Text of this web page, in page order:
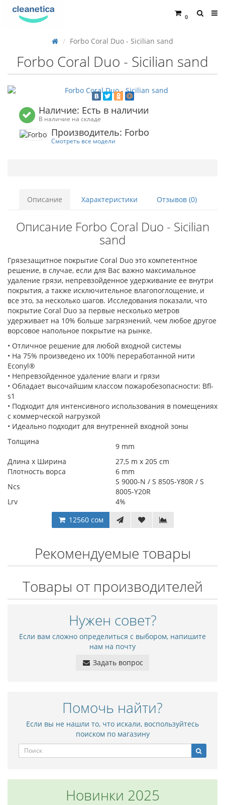
0
Forbo Coral Duo - Sicilian sand
Forbo Coral Duo - Sicilian sand
Наличие: Есть в наличии
В наличие на складе
Производитель: Forbo
Смотреть все модели
Описание Характеристики Отзывов (0)
Описание Forbo Coral Duo - Sicilian
sand
Грязезащитное покрытие Coral Duo это компетентное
решение, в случае, если для Вас важно максимальное
удаление грязи, непревзойденное удерживание ее внутри
покрытия, а также исключительное влагопоглощение, и
все это, за несколько шагов. Исследования показали, что
покрытие Coral Duo за первые несколько метров
удерживает на 10% больше загрязнений, чем любое другое
ворсовое напольное покрытие на рынке.
• Отличное решение для любой входной системы
• На 75% произведено их 100% переработанной нити
Econyl®
• Непревзойденное удаление влаги и грязи
• Обладает высочайшим классом пожаробезопасности: Bfl-
s1
• Подходит для интенсивного использования в помещениях
с коммерческой нагрузкой
• Идеально подходит для внутренней входной зоны
Толщина
9 mm
Длина х Ширина
27,5 m x 205 cm
Плотность ворса
6 mm
Ncs
S 9000-N / S 8505-Y80R / S
8005-Y20R
Lrv
4%
12560 сом
Рекомендуемые товары
Товары от производителей
Нужен совет?
Если вам сложно определиться с выбором, напишите
нам на почту
Задать вопрос
Помочь найти?
Если вы не нашли то, что искали, воспользуйтесь
поиском по магазину
Новинки 2025